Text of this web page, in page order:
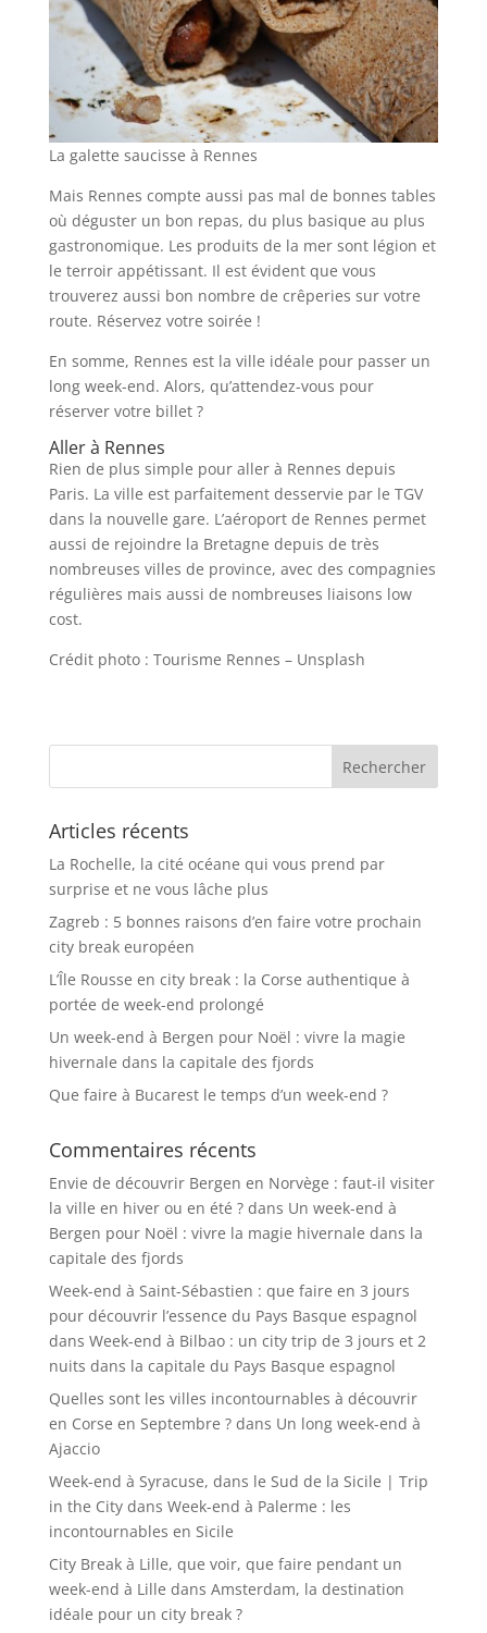
La galette saucisse à Rennes
Mais Rennes compte aussi pas mal de bonnes tables
où déguster un bon repas, du plus basique au plus
gastronomique. Les produits de la mer sont légion et
le terroir appétissant. Il est évident que vous
trouverez aussi bon nombre de crêperies sur votre
route. Réservez votre soirée !
En somme, Rennes est la ville idéale pour passer un
long week-end. Alors, qu’attendez-vous pour
réserver votre billet ?
Aller à Rennes
Rien de plus simple pour aller à Rennes depuis
Paris. La ville est parfaitement desservie par le TGV
dans la nouvelle gare. L’aéroport de Rennes permet
aussi de rejoindre la Bretagne depuis de très
nombreuses villes de province, avec des compagnies
régulières mais aussi de nombreuses liaisons low
cost.
Crédit photo : Tourisme Rennes – Unsplash
Articles récents
La Rochelle, la cité océane qui vous prend par
surprise et ne vous lâche plus
Zagreb : 5 bonnes raisons d’en faire votre prochain
city break européen
L’Île Rousse en city break : la Corse authentique à
portée de week-end prolongé
Un week-end à Bergen pour Noël : vivre la magie
hivernale dans la capitale des fjords
Que faire à Bucarest le temps d’un week-end ?
Commentaires récents
Envie de découvrir Bergen en Norvège : faut-il visiter
la ville en hiver ou en été ?dans Un week-end à
Bergen pour Noël : vivre la magie hivernale dans la
capitale des fjords
Week-end à Saint-Sébastien : que faire en 3 jours
pour découvrir l’essence du Pays Basque espagnol
dans Week-end à Bilbao : un city trip de 3 jours et 2
nuits dans la capitale du Pays Basque espagnol
Quelles sont les villes incontournables à découvrir
en Corse en Septembre ?dans Un long week-end à
Ajaccio
Week-end à Syracuse, dans le Sud de la Sicile | Trip
in the Citydans Week-end à Palerme : les
incontournables en Sicile
City Break à Lille, que voir, que faire pendant un
week-end à Lille dans Amsterdam, la destination
idéale pour un city break ?